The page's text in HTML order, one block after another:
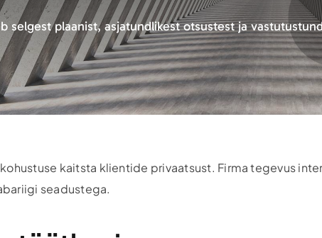
selgest plaanist, asjatundlikest otsustest ja
kaitsta klientide privaatsust. Firma tegevus
seadustega.